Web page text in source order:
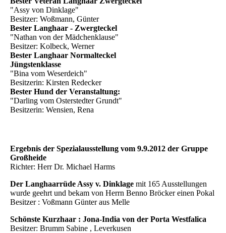
"Assy von Dinklage"
Besitzer: Woßmann, Günter
Bester Langhaar - Zwergteckel
"Nathan von der Mädchenklause"
Besitzer: Kolbeck, Werner
Bester Langhaar Normalteckel
Jüngstenklasse
"Bina vom Weserdeich"
Besitzerin: Kirsten Redecker
Bester Hund der Veranstaltung:
"Darling vom Osterstedter Grundt"
Besitzerin: Wensien, Rena
Ergebnis der Spezialausstellung vom 9.9.2012 der Gruppe
Großheide
Richter: Herr Dr. Michael Harms
Der Langhaarrüde Assy v. Dinklage mit 165 Ausstellungen
wurde geehrt und bekam von Herrn Benno Bröcker einen Pokal
Besitzer : Voßmann Günter aus Melle
Schönste Kurzhaar : Jona-India von der Porta Westfalica
Besitzer: Brumm Sabine , Leverkusen